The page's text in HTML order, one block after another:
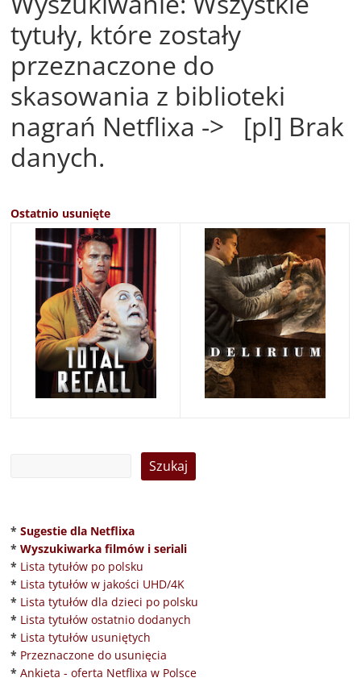
tytuły, które zostały
przeznaczone do
skasowania z biblioteki
nagrań Netflixa -> [pl] Brak
danych.
Ostatnio usunięte
* Sugestie dla Netflixa
* Wyszukiwarka filmów i seriali
* Lista tytułów po polsku
* Lista tytułów w jakości UHD/4K
* Lista tytułów dla dzieci po polsku
* Lista tytułów ostatnio dodanych
* Lista tytułów usuniętych
* Przeznaczone do usunięcia
* Ankieta - oferta Netflixa w Polsce